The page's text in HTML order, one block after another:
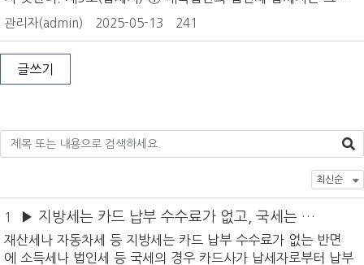
금액에 미달하는 사업자로서, 제7장에 따라 간편한 절차로 부가
자”란 간이과세자가 아닌 사업자를 말한다. 6. “과세사업”이란 부
가가치세가 과세되는 재화 또는 용역을 공급하는 사업을
인의 등기부에 따른 본점이나 주사무소의 소재지(국내에 본점 또
는 주사무소가 있지 아니하는 경우에는 사업을 실질적으로 관리
하는 장소의 소재지)로 한다. 다만, 법인으로 보는 단체의 경우에
는 대통령령으로 정하는 장소로 한다. 시행령 제24조(감가상각자
산의 범위) ①법 제23조제1항에서 “건물, 기계 및 장치, 특허권
자산”이라 한다)을 말한다. 1. 다음 각 목의 어느 하나에 해당하
는 유형자산 가. 건물(부속설비를 포함한다) 및 구축물(이하
“건축물”이라 한다) 나. 차량 및 운반구, 공구, 기구 및 비품
관리자(admin) 2025-05-13 241
글쓰기
1
▶ 지방세는 카드 납부 수수료가 없고, 국세는 카
드수수료를 납세자가 부담
재산세나 자동차세 등 지방세는 카드 납부 수수료가 없는 반면
에 소득세나 법인세 등 국세의 경우 카드사가 납세자로부터 납부